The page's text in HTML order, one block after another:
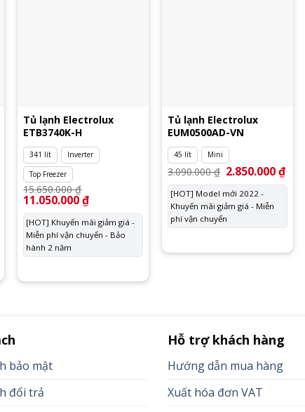
Tủ lạnh Electrolux
ETB3740K-H
341 lít
Inverter
Top Freezer
15.650.000₫
Giá
gốc
là:
15.650.000 ₫.
11.050.000₫
tại
là:
11.050.000 ₫.
[HOT] Khuyến mãi giảm giá -
Miễn phí vận chuyển - Bảo
hành 2 năm
Tủ lạnh Electrolux
EUM0500AD-VN
45 lít Mini
3.090.000₫ Giá
gốc
là:
3.090.000 ₫.
2.850.000₫
tại
[HOT] Model mới 2022 -
Khuyến mãi giảm giá - Miễn
phí vận chuyển
bảo mật
đổi trả
Hỗ trợ khách hàng
Hướng dẫn mua hàng
Xuất hóa đơn VAT